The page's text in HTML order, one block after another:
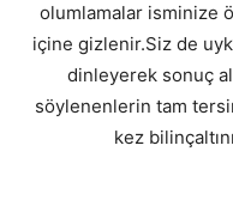
olumlamalar isminize
içine gizlenir.Siz de
dinleyerek sonuç
söylenenlerin tam
kez